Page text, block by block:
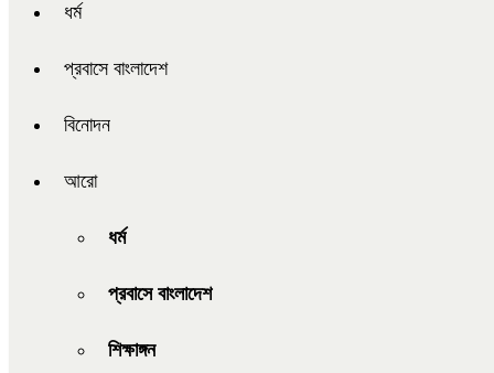
ধর্ম
প্রবাসে বাংলাদেশ
বিনোদন
আরো
ধর্ম
প্রবাসে বাংলাদেশ
শিক্ষাঙ্গন